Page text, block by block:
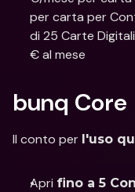
per carta per
di 25 Carte
€ al mese
bunq Core
Il conto per l'uso
Apri fino a 5